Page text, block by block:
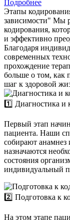
Подробнее
Этапы
зависимости" Мы
кодирования,
и эффективно
Благодаря
современных
прохождение
больше о том, как
шаг к здоровой
1️⃣ Диагностика и
Первый этап
пациента. Наши
собирают анамнез
назначаются
состояния
индивидуальный
2️⃣ Подготовка к
На этом этапе